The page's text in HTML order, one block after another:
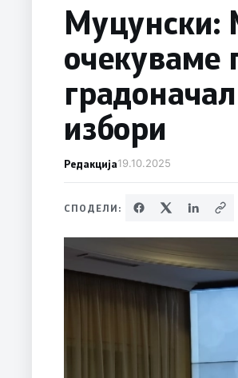
Муцунски:
очекуваме
избори
Редакција19.10.2025
СПОДЕЛИ: